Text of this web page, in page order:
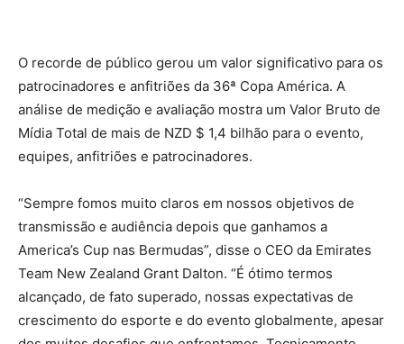
O recorde de público gerou um valor significativo para os
patrocinadores e anfitriões da 36ª Copa América. A
análise de medição e avaliação mostra um Valor Bruto de
Mídia Total de mais de NZD $ 1,4 bilhão para o evento,
equipes, anfitriões e patrocinadores.
“Sempre fomos muito claros em nossos objetivos de
transmissão e audiência depois que ganhamos a
America’s Cup nas Bermudas”, disse o CEO da Emirates
Team New Zealand Grant Dalton. “É ótimo termos
alcançado, de fato superado, nossas expectativas de
crescimento do esporte e do evento globalmente, apesar